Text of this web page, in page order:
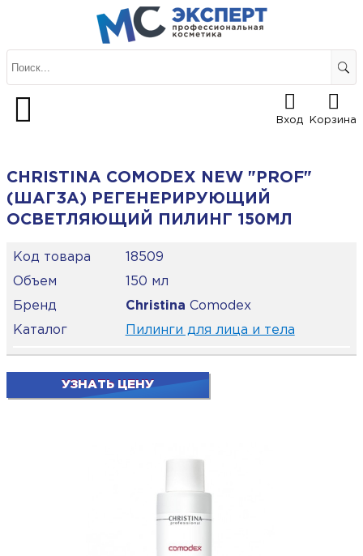
Вход Корзина
CHRISTINA COMODEX NEW "PROF"
(ШАГ3А) РЕГЕНЕРИРУЮЩИЙ
ОСВЕТЛЯЮЩИЙ ПИЛИНГ 150МЛ
Код товара
18509
Объем
150 мл
Бренд
Christina Comodex
Каталог
Пилинги для лица и тела
УЗНАТЬ ЦЕНУ